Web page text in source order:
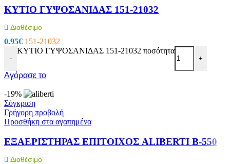
KΥTΙΟ ΓYΨOΣANIΔAΣ 151-21032
Διαθέσιμο
0.95€ 151-21032
-
KΥTΙΟ ΓYΨOΣANIΔAΣ 151-21032 ποσότητα
+
Αγόρασε το
-19%
Σύγκριση
Γρήγορη προβολή
Προσθήκη στα αγαπημένα
ΕΞΑΕΡΙΣTΗΡΑΣ ΕΠΙΤΟΙΧΟΣ ALIBERTI B-550
Διαθέσιμο